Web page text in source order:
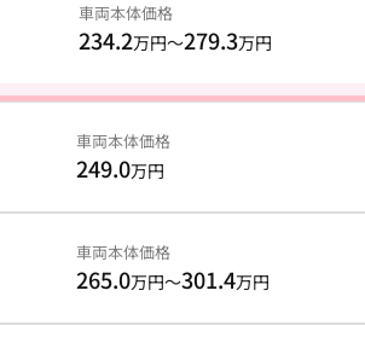
車両本体価格
234.2万円～279.3万円
車両本体価格
249.0万円
車両本体価格
265.0万円～301.4万円